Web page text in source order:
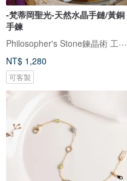
-梵蒂岡聖光-天然水晶手鏈/黃銅
手鍊
Philosopher's Stone鍊晶術 工作室
NT$ 1,280
可客製